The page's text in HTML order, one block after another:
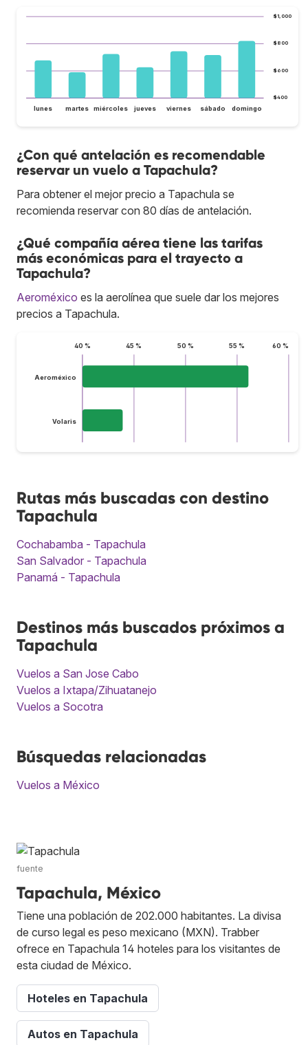
$400
$600
$800
$1,000
lunes martes miércoles jueves viernes sábado domingo
¿Con qué antelación es recomendable
reservar un vuelo a Tapachula?
Para obtener el mejor precio a Tapachula se
recomienda reservar con 80 días de antelación.
¿Qué compañía aérea tiene las tarifas
más económicas para el trayecto a
Tapachula?
Aeroméxico es la aerolínea que suele dar los mejores
precios a Tapachula.
40 % 45 % 50 % 55 % 60 %
Aeroméxico
Volaris
Rutas más buscadas con destino
Tapachula
Cochabamba - Tapachula
San Salvador - Tapachula
Panamá - Tapachula
Destinos más buscados próximos a
Tapachula
Vuelos a San Jose Cabo
Vuelos a Ixtapa/Zihuatanejo
Vuelos a Socotra
Búsquedas relacionadas
Vuelos a México
fuente
Tapachula, México
Tiene una población de 202.000 habitantes. La divisa
de curso legal es peso mexicano (MXN). Trabber
ofrece en Tapachula 14 hoteles para los visitantes de
esta ciudad de México.
Hoteles en Tapachula
Autos en Tapachula